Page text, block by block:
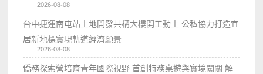
2026-08-08
台中捷運南屯站土地開發共構大樓開工動土 公私協力打造宜
居新地標實現軌道經濟願景
2026-08-08
僑務探索營培育青年國際視野 首創特務桌遊與實境闖關 解